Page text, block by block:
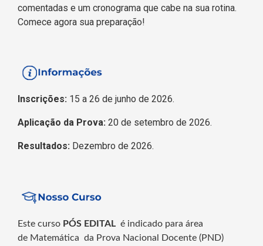
comentadas e um cronograma que cabe na sua rotina.
Comece agora sua preparação!
Inscrições: 15 a 26 de junho de 2026.
Aplicação da Prova: 20 de setembro de 2026.
Resultados: Dezembro de 2026.
Este curso PÓS EDITAL é indicado para área
de Matemática da Prova Nacional Docente (PND)